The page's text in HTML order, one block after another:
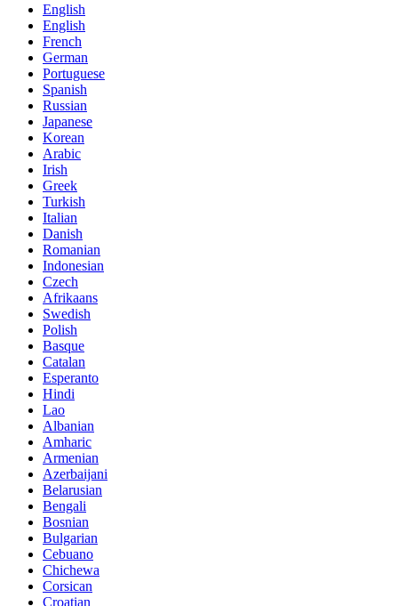
English
English
French
German
Portuguese
Spanish
Russian
Japanese
Korean
Arabic
Irish
Greek
Turkish
Italian
Danish
Romanian
Indonesian
Czech
Afrikaans
Swedish
Polish
Basque
Catalan
Esperanto
Hindi
Lao
Albanian
Amharic
Armenian
Azerbaijani
Belarusian
Bengali
Bosnian
Bulgarian
Cebuano
Chichewa
Corsican
Croatian